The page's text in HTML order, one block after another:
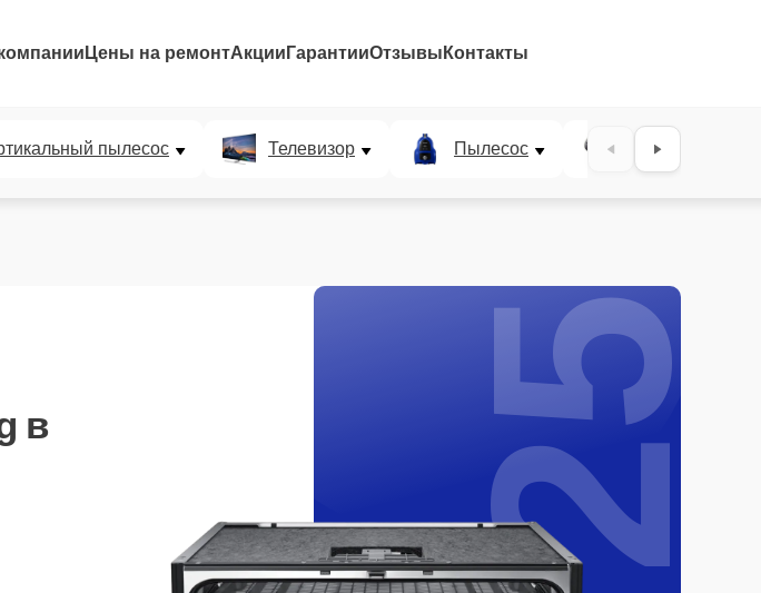
Цены на ремонтАкции ГарантииОтзывы Контакты
пылесос Телевизор Пылесос Проектор
в
25%